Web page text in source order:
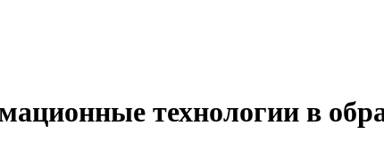
технологии в